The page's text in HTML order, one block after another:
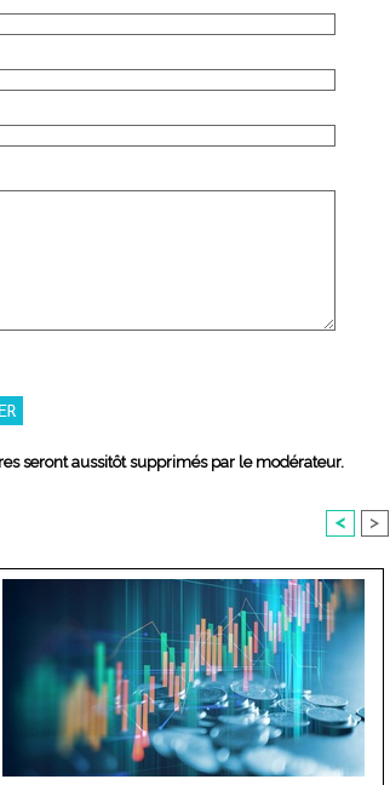
seront aussitôt supprimés par le modérateur.
< >